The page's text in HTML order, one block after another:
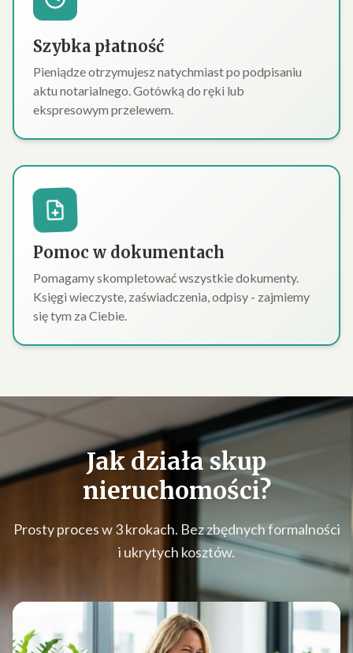
Szybka płatność
Pieniądze otrzymujesz natychmiast po podpisaniu
aktu notarialnego. Gotówką do ręki lub
ekspresowym przelewem.
Pomoc w dokumentach
Pomagamy skompletować wszystkie dokumenty.
Księgi wieczyste, zaświadczenia, odpisy - zajmiemy
się tym za Ciebie.
Jak działaskup
nieruchomości?
Prosty proces w 3 krokach. Bez zbędnych formalności
i ukrytych kosztów.